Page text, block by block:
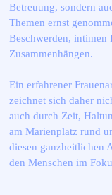
Betreuung, sondern
Themen ernst
Beschwerden, intimen
Zusammenhängen.
Ein erfahrener
zeichnet sich daher
auch durch Zeit,
am Marienplatz rund
diesen ganzheitlichen
den Menschen im